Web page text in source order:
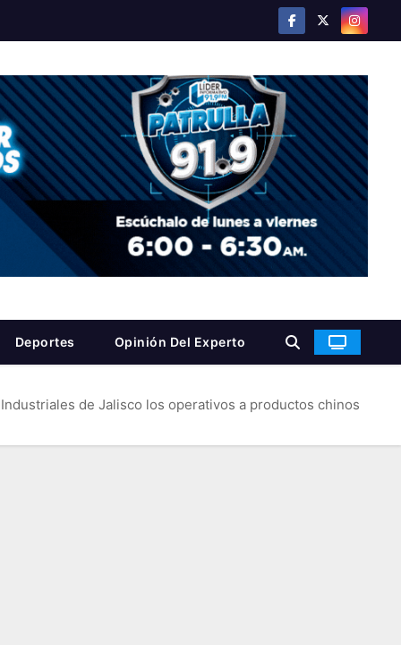
Deportes Opinión Del Experto
de Jalisco los operativos a productos chinos